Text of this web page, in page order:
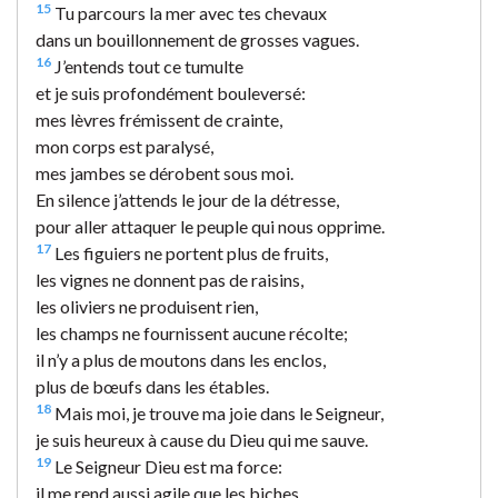
15 Tu parcours la mer avec tes chevaux
dans un bouillonnement de grosses vagues.
16 J’entends tout ce tumulte
et je suis profondément bouleversé:
mes lèvres frémissent de crainte,
mon corps est paralysé,
mes jambes se dérobent sous moi.
En silence j’attends le jour de la détresse,
pour aller attaquer le peuple qui nous opprime.
17 Les figuiers ne portent plus de fruits,
les vignes ne donnent pas de raisins,
les oliviers ne produisent rien,
les champs ne fournissent aucune récolte;
il n’y a plus de moutons dans les enclos,
plus de bœufs dans les étables.
18 Mais moi, je trouve ma joie dans le Seigneur,
je suis heureux à cause du Dieu qui me sauve.
19 Le Seigneur Dieu est ma force:
il me rend aussi agile que les biches,